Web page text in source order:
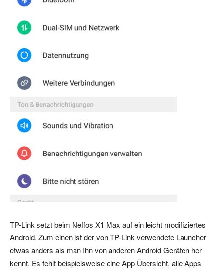
TP-Link setzt beim Neffos X1 Max auf ein leicht modifiziertes
Android. Zum einen ist der von TP-Link verwendete Launcher
etwas anders als man Ihn von anderen Android Geräten her
kennt. Es fehlt beispielsweise eine App Übersicht, alle Apps